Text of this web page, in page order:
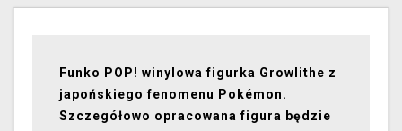
Funko POP! winylowa figurka Growlithe z
japońskiego fenomenu Pokémon.
Szczegółowo opracowana figura będzie